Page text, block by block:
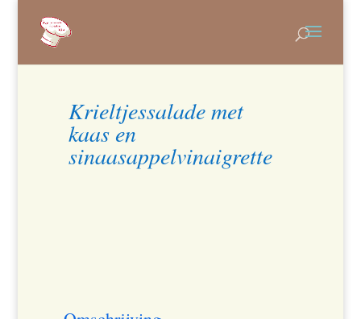
Krieltjessalade met
kaas en
sinaasappelvinaigrette